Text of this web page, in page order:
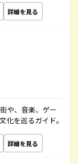
詳細を見る
や、音楽、ゲー
化を巡るガイド。
詳細を見る